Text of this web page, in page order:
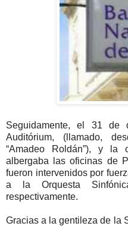
Seguidamente, el 31 de
Auditórium, (llamado,
“Amadeo Roldán”), y la
albergaba las oficinas de
fueron intervenidos por
a la Orquesta
respectivamente.
Gracias a la gentileza de la